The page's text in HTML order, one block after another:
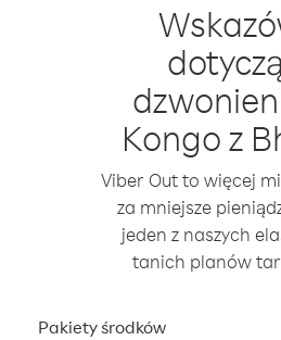
Kongo z
Viber Out to więcej
za mniejsze
jeden z naszych
tanich planów
Pakiety środków